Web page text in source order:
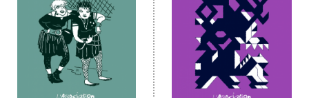
Facebook Instagram Twitter
Hébergé par Vixns
incandescence
Version 2.3.3